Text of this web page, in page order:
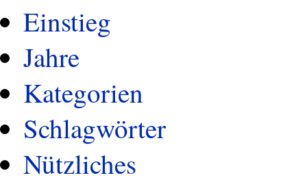
Einstieg
Jahre
Kategorien
Schlagwörter
Nützliches